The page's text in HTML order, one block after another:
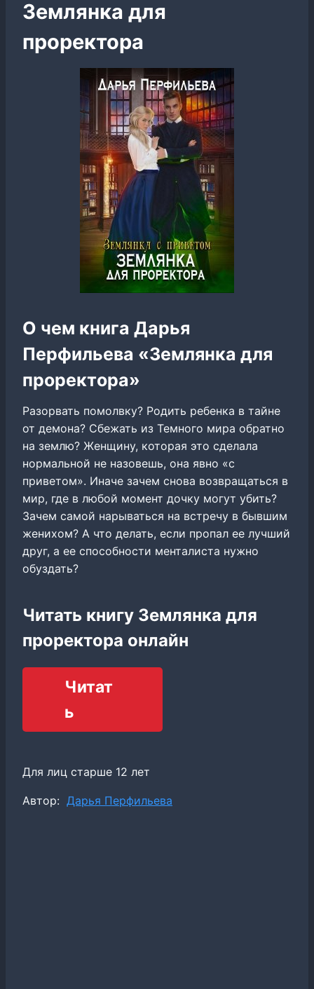
Землянка для
проректора
О чем книга Дарья
Перфильева «Землянка для
проректора»
Разорвать помолвку? Родить ребенка в тайне
от демона? Сбежать из Темного мира обратно
на землю? Женщину, которая это сделала
нормальной не назовешь, она явно «с
приветом». Иначе зачем снова возвращаться в
мир, где в любой момент дочку могут убить?
Зачем самой нарываться на встречу в бывшим
женихом? А что делать, если пропал ее лучший
друг, а ее способности менталиста нужно
обуздать?
Читать книгу Землянка для
проректора онлайн
Читат
ь
Для лиц старше 12 лет
Метки
Автор: Дарья Перфильева